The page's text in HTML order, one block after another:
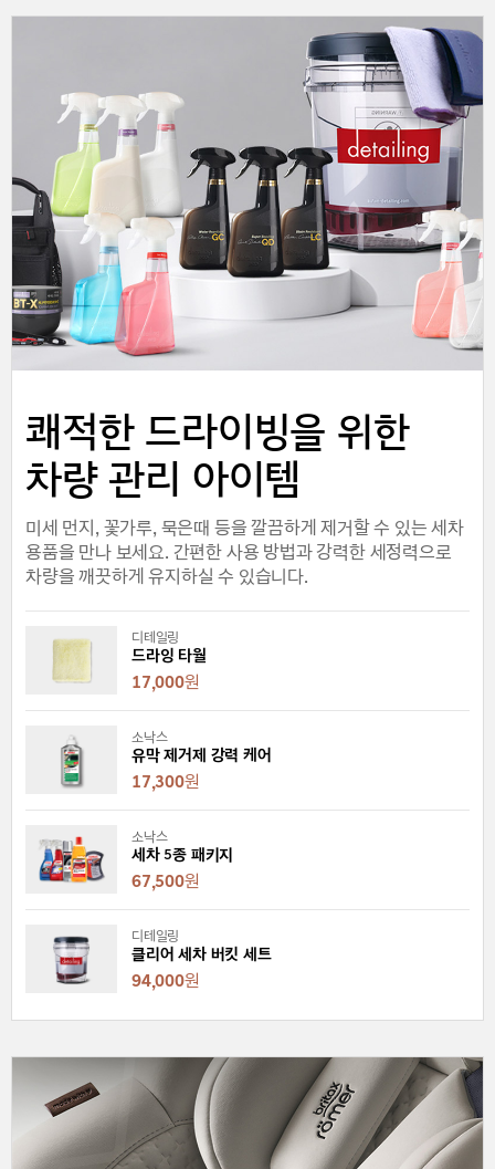
쾌적한 드라이빙을 위한
차량 관리 아이템
미세 먼지, 꽃가루, 묵은때 등을 깔끔하게 제거할 수 있는 세차
용품을 만나 보세요. 간편한 사용 방법과 강력한 세정력으로
차량을 깨끗하게 유지하실 수 있습니다.
디테일링
드라잉 타월
17,000원
소낙스
유막 제거제 강력 케어
17,300원
소낙스
세차 5종 패키지
67,500원
디테일링
클리어 세차 버킷 세트
94,000원